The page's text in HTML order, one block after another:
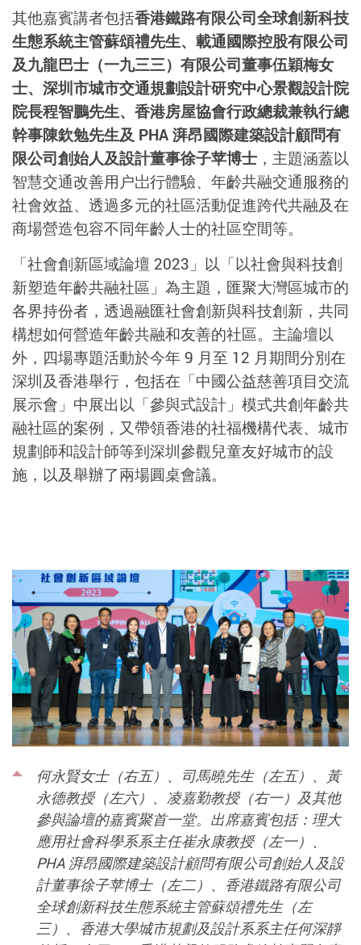
其他嘉賓講者包括香港鐵路有限公司全球創新科技
生態系統主管蘇頌禮先生、載通國際控股有限公司
及九龍巴士（一九三三）有限公司董事伍穎梅女
士、深圳市城市交通規劃設計研究中心景觀設計院
院長程智鵬先生、香港房屋協會行政總裁兼執行總
幹事陳欽勉先生及 PHA 湃昂國際建築設計顧問有
限公司創始人及設計董事徐子苹博士 ，主題涵蓋以
智慧交通改善用户岀行體驗、年齡共融交通服務的
社會效益、透過多元的社區活動促進跨代共融及在
商場營造包容不同年齡人士的社區空間等。
「社會創新區域論壇 2023」以「以社會與科技創
新塑造年齡共融社區」為主題，匯聚大灣區城市的
各界持份者，透過融匯社會創新與科技創新，共同
構想如何營造年齡共融和友善的社區。主論壇以
外，四場專題活動於今年 9 月至 12 月期間分別在
深圳及香港舉行，包括在「中國公益慈善項目交流
展示會」中展出以「參與式設計」模式共創年齡共
融社區的案例，又帶領香港的社福機構代表、城市
規劃師和設計師等到深圳參觀兒童友好城市的設
施，以及舉辦了兩場圓桌會議。
何永賢女士（右五）、司馬曉先生（左五）、黃
永德教授（左六）、凌嘉勤教授（右一）及其他
參與論壇的嘉賓聚首一堂。出席嘉賓包括：理大
應用社會科學系系主任崔永康教授（左一）、
PHA 湃昂國際建築設計顧問有限公司創始人及設
計董事徐子苹博士（左二）、香港鐵路有限公司
全球創新科技生態系統主管蘇頌禮先生（左
三）、香港大學城市規劃及設計系系主任何深靜